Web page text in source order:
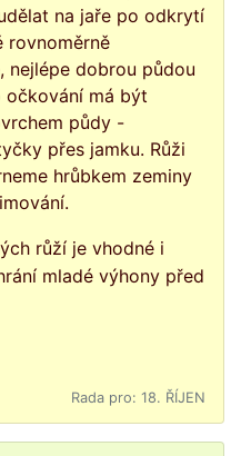
na jaře po odkrytí
rovnoměrně
nejlépe dobrou půdou
očkování má být
půdy -
přes jamku. Růži
hrůbkem zeminy
mladé výhony před
Rada pro: 18. ŘÍJEN